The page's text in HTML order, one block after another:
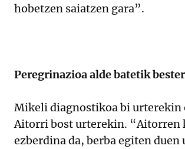
hobetzen saiatzen gara”.
Peregrinazioa alde batetik
Mikeli diagnostikoa bi urterekin
Aitorri bost urterekin. “Aitorren
ezberdina da, berba egiten duen